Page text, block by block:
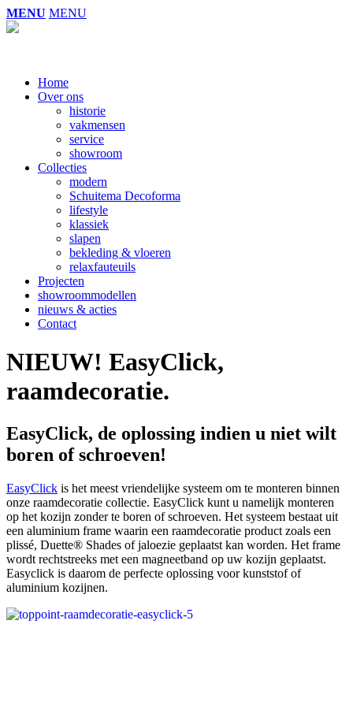
MENU MENU
Home
Over ons
historie
vakmensen
service
showroom
Collecties
modern
Schuitema Decoforma
lifestyle
klassiek
slapen
bekleding & vloeren
relaxfauteuils
Projecten
showroommodellen
nieuws & acties
Contact
NIEUW! EasyClick,
raamdecoratie.
EasyClick, de oplossing indien u niet wilt
boren of schroeven!
EasyClick is het meest vriendelijke systeem om te monteren binnen
onze raamdecoratie collectie. EasyClick kunt u namelijk monteren
op het kozijn zonder te boren of schroeven. Het systeem bestaat uit
een aluminium frame waarin een raamdecoratie product zoals een
plissé, Duette® Shades of jaloezie geplaatst kan worden. Het frame
wordt rechtstreeks met een magneetband op uw kozijn geplaatst.
Easyclick is daarom de perfecte oplossing voor kunststof of
aluminium kozijnen.